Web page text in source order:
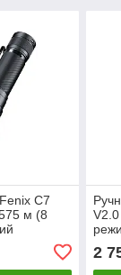
C7
м (8
2